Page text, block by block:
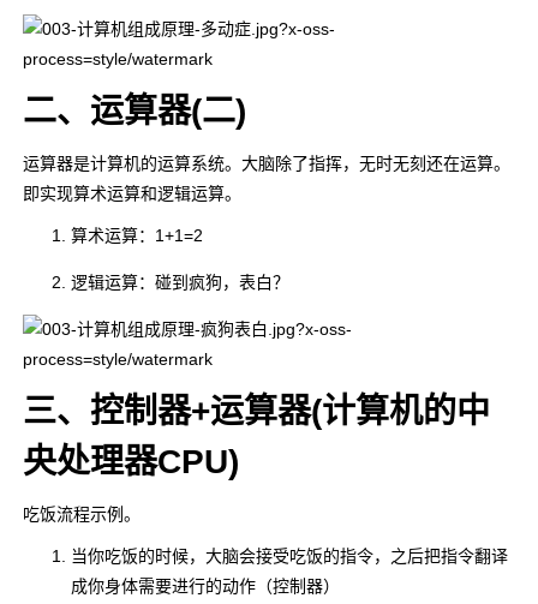
二、运算器(二)
运算器是计算机的运算系统。大脑除了指挥，无时无刻还在运算。
即实现算术运算和逻辑运算。
算术运算：1+1=2
逻辑运算：碰到疯狗，表白？
三、控制器+运算器(计算机的中
央处理器CPU)
吃饭流程示例。
当你吃饭的时候，大脑会接受吃饭的指令，之后把指令翻译
成你身体需要进行的动作（控制器）